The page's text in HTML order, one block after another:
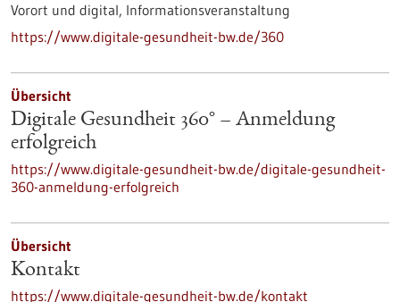
Vorort und digital, Informationsveranstaltung
https://www.digitale-gesundheit-bw.de/360
Übersicht
Digitale Gesundheit 360° – Anmeldung
erfolgreich
https://www.digitale-gesundheit-bw.de/digitale-gesundheit-
360-anmeldung-erfolgreich
Übersicht
Kontakt
https://www.digitale-gesundheit-bw.de/kontakt